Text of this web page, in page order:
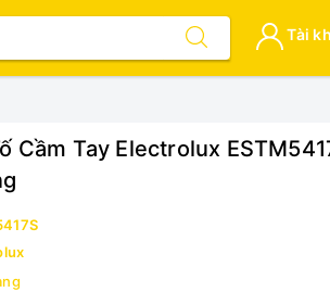
Tài
Cầm Tay Electrolux